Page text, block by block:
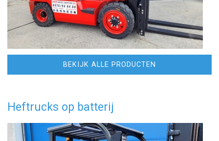
BEKIJK ALLE PRODUCTEN
Heftrucks op batterij